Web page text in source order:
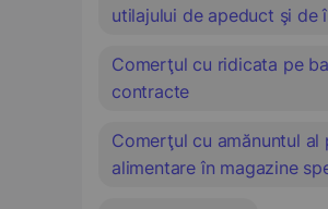
utilajului de apeduct şi de
Comerţul cu ridicata pe
contracte
Comerţul cu amănuntul al
alimentare în magazine